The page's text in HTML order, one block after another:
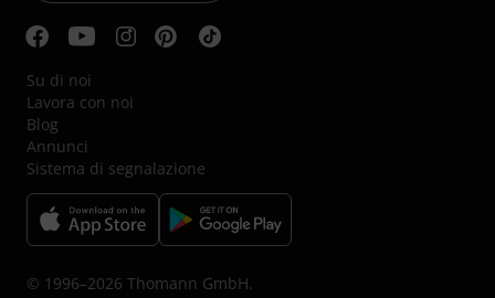
Su di noi
Lavora con noi
Blog
Annunci
Sistema di segnalazione
© 1996–2026 Thomann GmbH.